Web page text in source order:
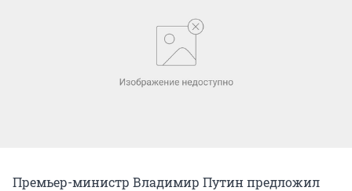
Премьер-министр Владимир Путин предложил